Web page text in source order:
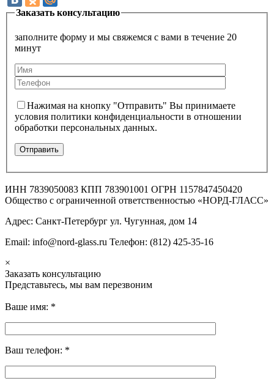
Заказать консультацию
заполните форму и мы свяжемся с вами в течение 20
минут
Нажимая на кнопку "Отправить" Вы принимаете
условия политики конфиденциальности в отношении
обработки персональных данных.
ИНН 7839050083 КПП 783901001 ОГРН 1157847450420
Общество с ограниченной ответственностью «НОРД-ГЛАСС»
Адрес: Санкт-Петербург ул. Чугунная, дом 14
Email: info@nord-glass.ru Телефон: (812) 425-35-16
×
Заказать консультацию
Представьтесь, мы вам перезвоним
Ваше имя: *
Ваш телефон: *